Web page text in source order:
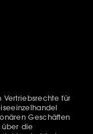
Vertriebsrechte für
Geschäften
über die